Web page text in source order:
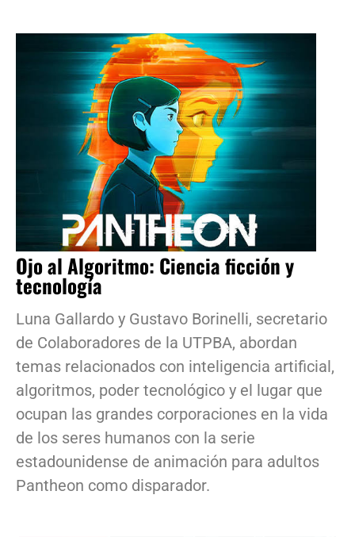
Ojo al Algoritmo: Ciencia ficción y
tecnología
Luna Gallardo y Gustavo Borinelli, secretario
de Colaboradores de la UTPBA, abordan
temas relacionados con inteligencia artificial,
algoritmos, poder tecnológico y el lugar que
ocupan las grandes corporaciones en la vida
de los seres humanos con la serie
estadounidense de animación para adultos
Pantheon como disparador.